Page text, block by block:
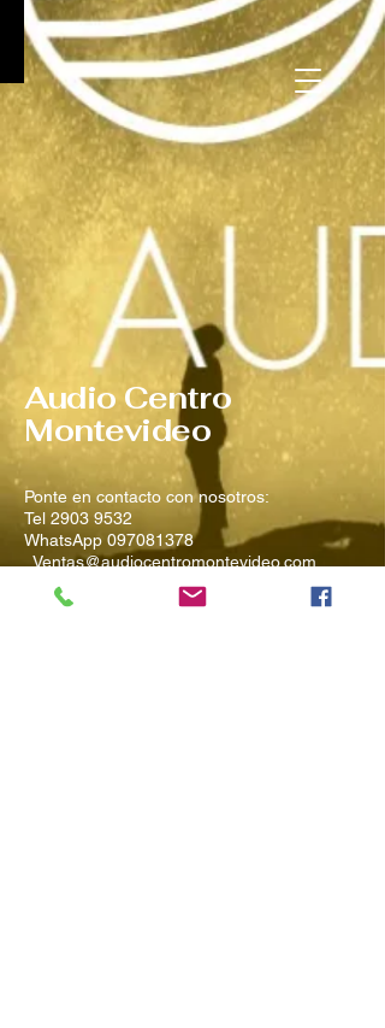
Audio Centro
Montevideo
Ponte en contacto con nosotros:
Tel 2903 9532
WhatsApp 097081378
Ventas@audiocentromontevideo.com
Audiocentromontevideo.com